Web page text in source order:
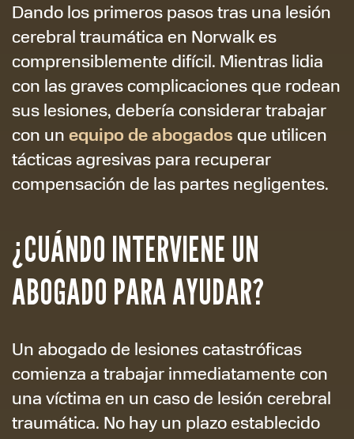
Dando los primeros pasos tras una lesión
cerebral traumática en Norwalk es
comprensiblemente difícil. Mientras lidia
con las graves complicaciones que rodean
sus lesiones, debería considerar trabajar
con un equipo de abogados que utilicen
tácticas agresivas para recuperar
compensación de las partes negligentes.
¿CUÁNDO INTERVIENE UN
ABOGADO PARA AYUDAR?
Un abogado de lesiones catastróficas
comienza a trabajar inmediatamente con
una víctima en un caso de lesión cerebral
traumática. No hay un plazo establecido